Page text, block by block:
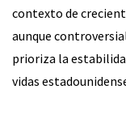
contexto de
aunque
prioriza la
vidas